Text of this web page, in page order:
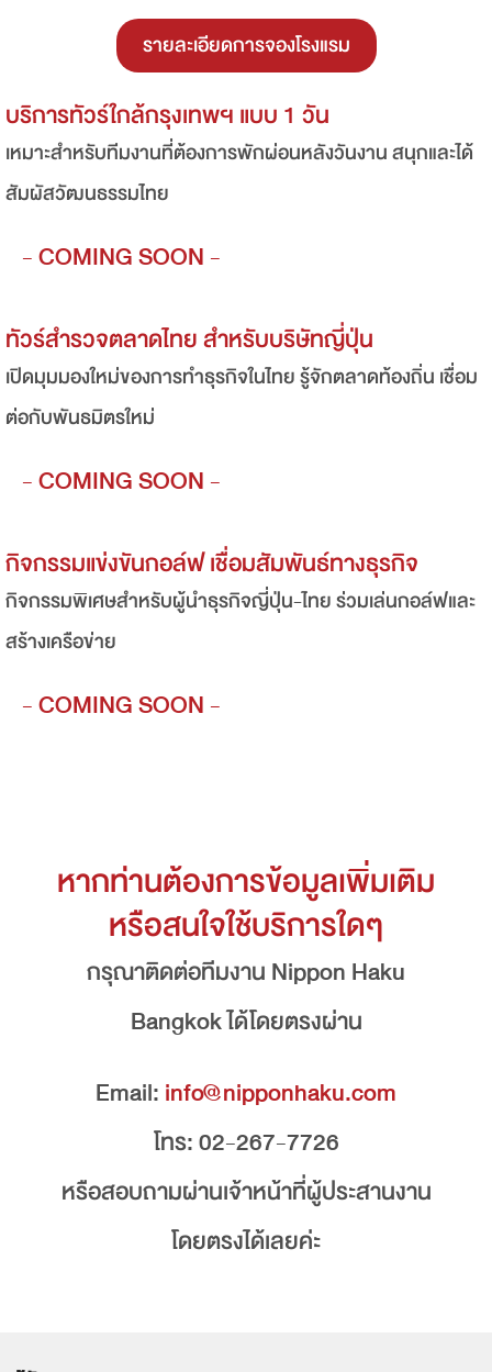
รายละเอียดการจองโรงแรม
บริการทัวร์ใกล้กรุงเทพฯ แบบ 1 วัน
เหมาะสำหรับทีมงานที่ต้องการพักผ่อนหลังวันงาน สนุกและได้
สัมผัสวัฒนธรรมไทย
- COMING SOON -
ทัวร์สำรวจตลาดไทย สำหรับบริษัทญี่ปุ่น
เปิดมุมมองใหม่ของการทำธุรกิจในไทย รู้จักตลาดท้องถิ่น เชื่อม
ต่อกับพันธมิตรใหม่
- COMING SOON -
กิจกรรมแข่งขันกอล์ฟ เชื่อมสัมพันธ์ทางธุรกิจ
กิจกรรมพิเศษสำหรับผู้นำธุรกิจญี่ปุ่น-ไทย ร่วมเล่นกอล์ฟและ
สร้างเครือข่าย
- COMING SOON -
หากท่านต้องการข้อมูลเพิ่มเติม
หรือสนใจใช้บริการใดๆ
กรุณาติดต่อทีมงาน Nippon Haku
Bangkok ได้โดยตรงผ่าน
Email:info@nipponhaku.com
โทร: 02-267-7726
หรือสอบถามผ่านเจ้าหน้าที่ผู้ประสานงาน
โดยตรงได้เลยค่ะ